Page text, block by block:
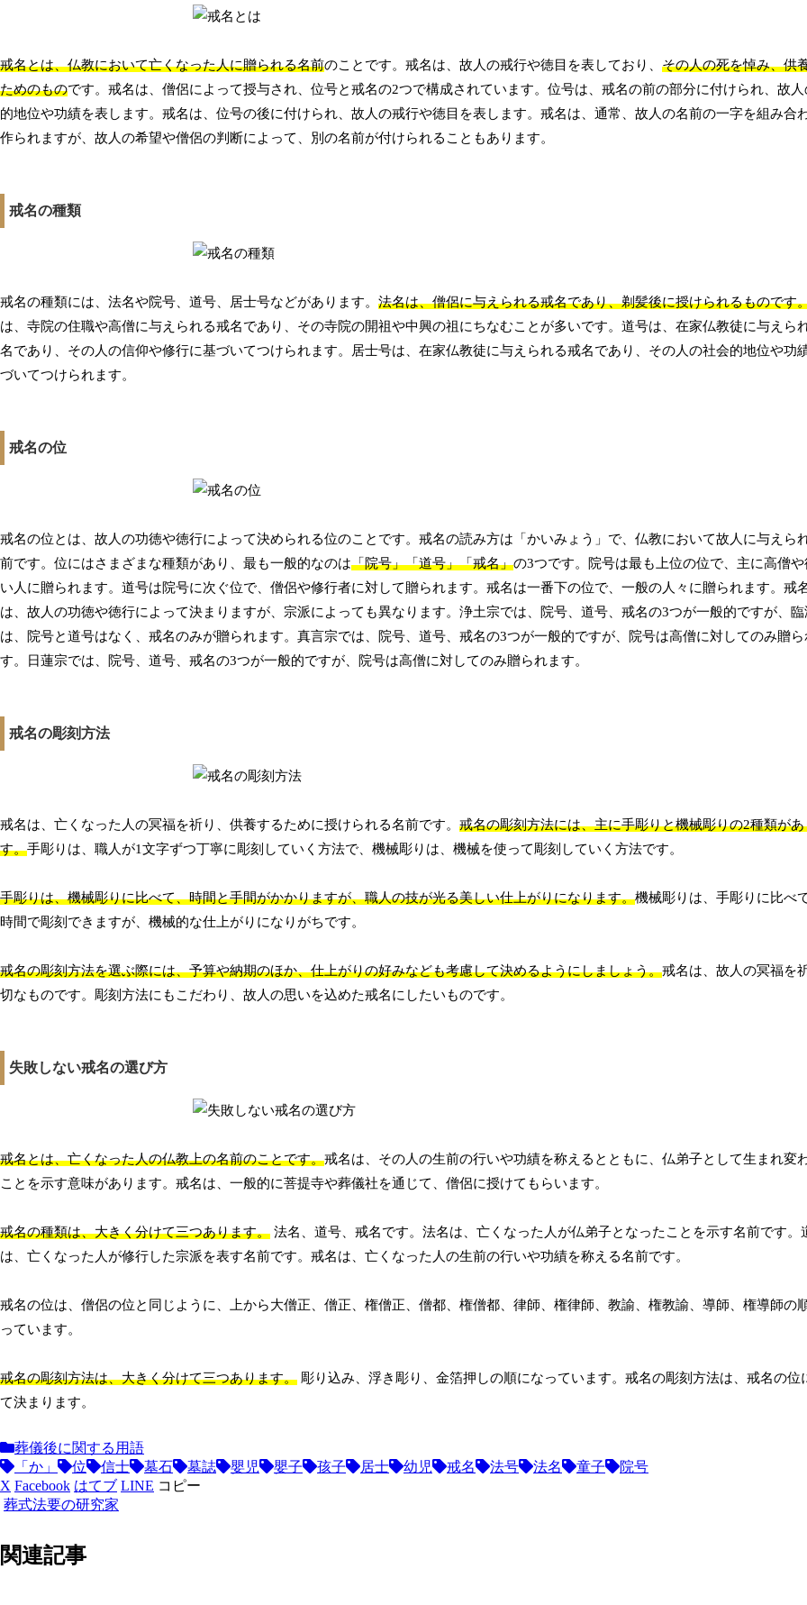
戒名とは、仏教において亡くなった人に贈られる名前のことです。戒名は、故人の戒行や徳目を表しており、 その人の死を悼み、供
ためのものです。戒名は、僧侶によって授与され、位号と戒名の2つで構成されています。位号は、戒名の前の部分に付けられ、故人
的地位や功績を表します。戒名は、位号の後に付けられ、故人の戒行や徳目を表します。戒名は、通常、故人の名前の一字を組み合
作られますが、故人の希望や僧侶の判断によって、別の名前が付けられることもあります。
戒名の種類
戒名の種類には、法名や院号、道号、居士号などがあります。 法名は、僧侶に与えられる戒名であり、剃髪後に授けられるものです
は、寺院の住職や高僧に与えられる戒名であり、その寺院の開祖や中興の祖にちなむことが多いです。道号は、在家仏教徒に与えら
名であり、その人の信仰や修行に基づいてつけられます。居士号は、在家仏教徒に与えられる戒名であり、その人の社会的地位や功
づいてつけられます。
戒名の位
戒名の位とは、故人の功徳や徳行によって決められる位のことです。戒名の読み方は「かいみょう」で、仏教において故人に与えら
前です。位にはさまざまな種類があり、最も一般的なのは「院号」「道号」「戒名」の3つです。院号は最も上位の位で、主に高僧や
い人に贈られます。道号は院号に次ぐ位で、僧侶や修行者に対して贈られます。戒名は一番下の位で、一般の人々に贈られます。戒
は、故人の功徳や徳行によって決まりますが、宗派によっても異なります。浄土宗では、院号、道号、戒名の3つが一般的ですが、
は、院号と道号はなく、戒名のみが贈られます。真言宗では、院号、道号、戒名の3つが一般的ですが、院号は高僧に対してのみ贈ら
す。日蓮宗では、院号、道号、戒名の3つが一般的ですが、院号は高僧に対してのみ贈られます。
戒名の彫刻方法
戒名は、亡くなった人の冥福を祈り、供養するために授けられる名前です。 戒名の彫刻方法には、主に手彫りと機械彫りの2種類があ
す。手彫りは、職人が1文字ずつ丁寧に彫刻していく方法で、機械彫りは、機械を使って彫刻していく方法です。
手彫りは、機械彫りに比べて、時間と手間がかかりますが、職人の技が光る美しい仕上がりになります。機械彫りは、手彫りに比べ
時間で彫刻できますが、機械的な仕上がりになりがちです。
戒名の彫刻方法を選ぶ際には、予算や納期のほか、仕上がりの好みなども考慮して決めるようにしましょう。戒名は、故人の冥福を
切なものです。彫刻方法にもこだわり、故人の思いを込めた戒名にしたいものです。
失敗しない戒名の選び方
戒名とは、亡くなった人の仏教上の名前のことです。戒名は、その人の生前の行いや功績を称えるとともに、仏弟子として生まれ変
ことを示す意味があります。戒名は、一般的に菩提寺や葬儀社を通じて、僧侶に授けてもらいます。
戒名の種類は、大きく分けて三つあります。 法名、道号、戒名です。法名は、亡くなった人が仏弟子となったことを示す名前です。
は、亡くなった人が修行した宗派を表す名前です。戒名は、亡くなった人の生前の行いや功績を称える名前です。
戒名の位は、僧侶の位と同じように、上から大僧正、僧正、権僧正、僧都、権僧都、律師、権律師、教諭、権教諭、導師、権導師の
っています。
戒名の彫刻方法は、大きく分けて三つあります。 彫り込み、浮き彫り、金箔押しの順になっています。戒名の彫刻方法は、戒名の位
て決まります。
葬儀後に関する用語
「か」
位 信士 墓石 墓誌 嬰児 嬰子 孩子 居士 幼児 戒名 法号 法名 童子
院号
X Facebook はてブ LINE コピー
葬式法要の研究家
関連記事